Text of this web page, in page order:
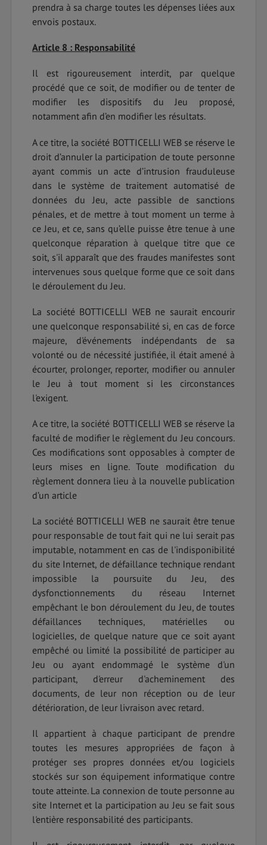
prendra à sa charge toutes les dépenses liées aux
envois postaux.
Article 8 : Responsabilité
Il est rigoureusement interdit, par quelque
procédé que ce soit, de modifier ou de tenter de
modifier les dispositifs du Jeu proposé,
notamment afin d’en modifier les résultats.
A ce titre, la société BOTTICELLI WEB se réserve le
droit d’annuler la participation de toute personne
ayant commis un acte d’intrusion frauduleuse
dans le système de traitement automatisé de
données du Jeu, acte passible de sanctions
pénales, et de mettre à tout moment un terme à
ce Jeu, et ce, sans qu’elle puisse être tenue à une
quelconque réparation à quelque titre que ce
soit, s'il apparaît que des fraudes manifestes sont
intervenues sous quelque forme que ce soit dans
le déroulement du Jeu.
La société BOTTICELLI WEB ne saurait encourir
une quelconque responsabilité si, en cas de force
majeure, d'événements indépendants de sa
volonté ou de nécessité justifiée, il était amené à
écourter, prolonger, reporter, modifier ou annuler
le Jeu à tout moment si les circonstances
l'exigent.
A ce titre, la société BOTTICELLI WEB se réserve la
faculté de modifier le règlement du Jeu concours.
Ces modifications sont opposables à compter de
leurs mises en ligne. Toute modification du
règlement donnera lieu à la nouvelle publication
d’un article
La société BOTTICELLI WEB ne saurait être tenue
pour responsable de tout fait qui ne lui serait pas
imputable, notamment en cas de l'indisponibilité
du site Internet, de défaillance technique rendant
impossible la poursuite du Jeu, des
dysfonctionnements du réseau Internet
empêchant le bon déroulement du Jeu, de toutes
défaillances techniques, matérielles ou
logicielles, de quelque nature que ce soit ayant
empêché ou limité la possibilité de participer au
Jeu ou ayant endommagé le système d'un
participant, d'erreur d'acheminement des
documents, de leur non réception ou de leur
détérioration, de leur livraison avec retard.
Il appartient à chaque participant de prendre
toutes les mesures appropriées de façon à
protéger ses propres données et/ou logiciels
stockés sur son équipement informatique contre
toute atteinte. La connexion de toute personne au
site Internet et la participation au Jeu se fait sous
l'entière responsabilité des participants.